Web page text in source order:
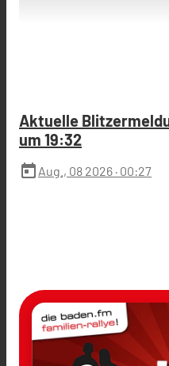
Aktuelle
um 19:32
today Aug., 08 2026 · 00:27